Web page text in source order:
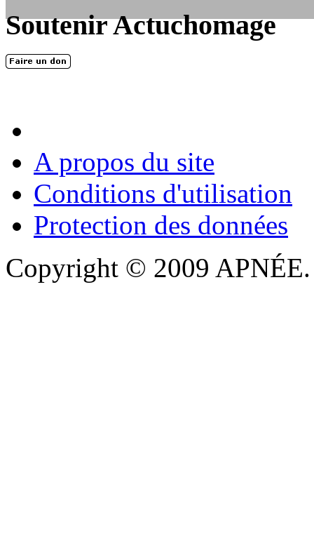
LES FONDATEURS
En 2004, une dizaine de personnes contribuèrent au lancement de
Soutenir Actuchomage
A propos du site
Conditions d'utilisation
Protection des données
Copyright © 2009 APNÉE.